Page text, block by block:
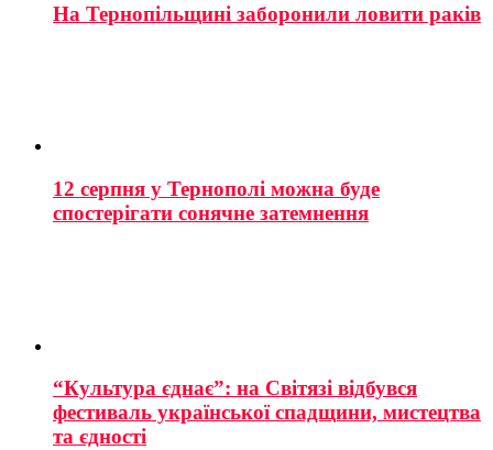
На Тернопільщині заборонили ловити раків
12 серпня у Тернополі можна буде
спостерігати сонячне затемнення
“Культура єднає”: на Світязі відбувся
фестиваль української спадщини, мистецтва
та єдності